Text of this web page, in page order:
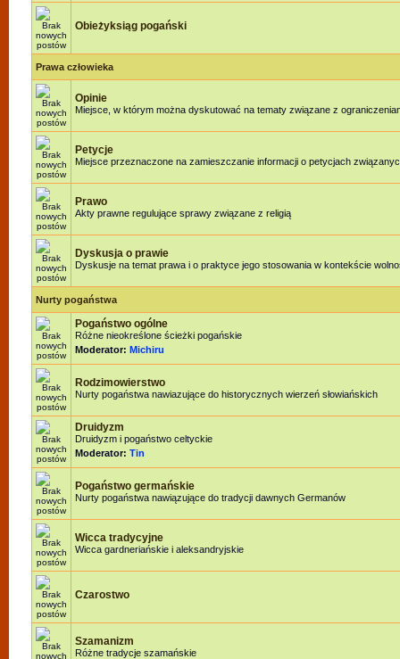
Obieżyksiąg pogański
Prawa człowieka
Opinie
Miejsce, w którym można dyskutować na tematy związane z
Petycje
Miejsce przeznaczone na zamieszczanie informacji o petycjach
Prawo
Akty prawne regulujące sprawy związane z religią
Dyskusja o prawie
Dyskusje na temat prawa i o praktyce jego stosowania w kontekście
Nurty pogaństwa
Pogaństwo ogólne
Różne nieokreślone ścieżki pogańskie
Moderator: Michiru
Rodzimowierstwo
Nurty pogaństwa nawiazujące do historycznych wierzeń słowiańskich
Druidyzm
Druidyzm i pogaństwo celtyckie
Moderator: Tin
Pogaństwo germańskie
Nurty pogaństwa nawiązujące do tradycji dawnych Germanów
Wicca tradycyjne
Wicca gardneriańskie i aleksandryjskie
Czarostwo
Szamanizm
Różne tradycje szamańskie